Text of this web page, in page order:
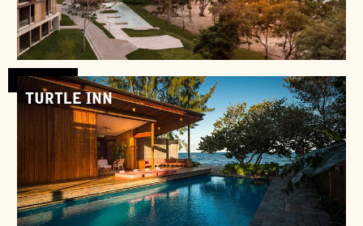
Colombie
TURTLE INN